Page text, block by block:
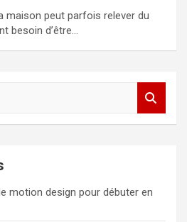
maison peut parfois relever du
besoin d’être…
motion design pour débuter en